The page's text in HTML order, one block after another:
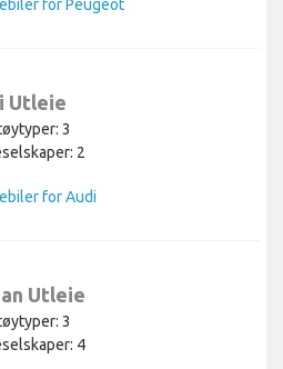
for Peugeot
Utleie
3
2
for Audi
Utleie
3
4